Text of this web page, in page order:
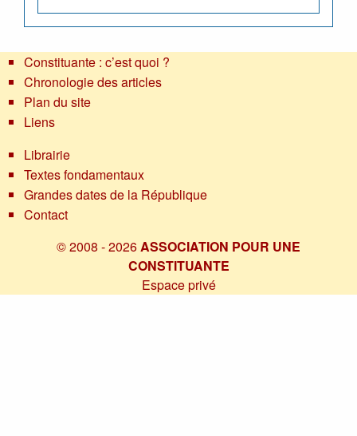
Constituante : c’est quoi ?
Chronologie des articles
Plan du site
Liens
Librairie
Textes fondamentaux
Grandes dates de la République
Contact
© 2008 - 2026 ASSOCIATION POUR UNE
CONSTITUANTE
Espace privé